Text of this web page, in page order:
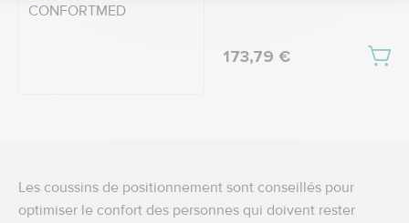
173,79 €
Les coussins de positionnement sont conseillés pour
optimiser le confort des personnes qui doivent rester